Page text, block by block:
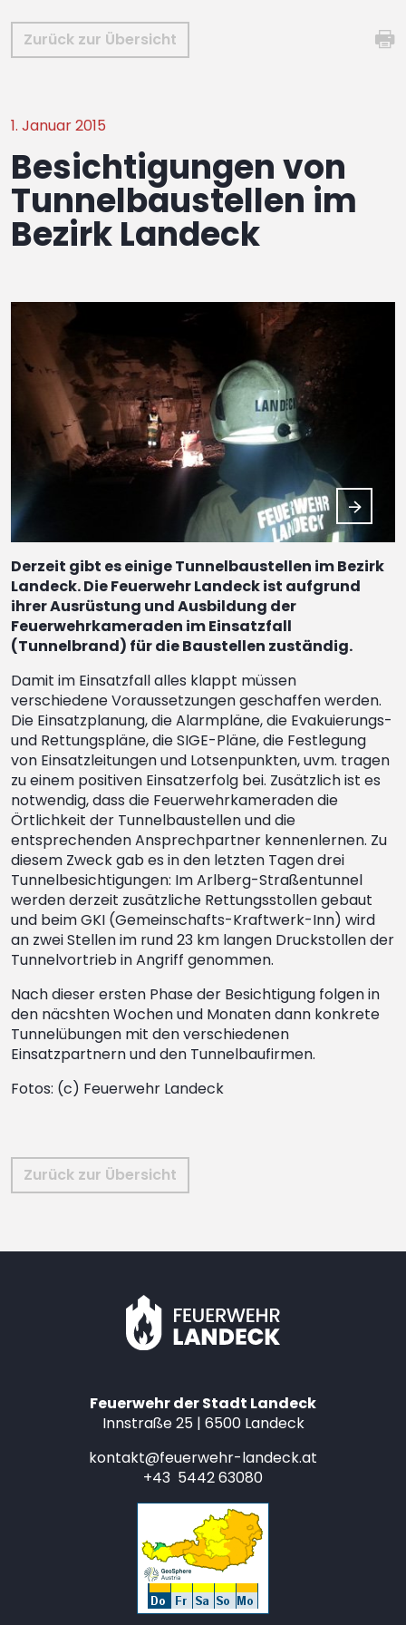
Zurück zur Übersicht
1. Januar 2015
Besichtigungen von
Tunnelbaustellen im
Bezirk Landeck
Derzeit gibt es einige Tunnelbaustellen im Bezirk
Landeck. Die Feuerwehr Landeck ist aufgrund
ihrer Ausrüstung und Ausbildung der
Feuerwehrkameraden im Einsatzfall
(Tunnelbrand) für die Baustellen zuständig.
Damit im Einsatzfall alles klappt müssen
verschiedene Voraussetzungen geschaffen werden.
Die Einsatzplanung, die Alarmpläne, die Evakuierungs-
und Rettungspläne, die SIGE-Pläne, die Festlegung
von Einsatzleitungen und Lotsenpunkten, uvm. tragen
zu einem positiven Einsatzerfolg bei. Zusätzlich ist es
notwendig, dass die Feuerwehrkameraden die
Örtlichkeit der Tunnelbaustellen und die
entsprechenden Ansprechpartner kennenlernen. Zu
diesem Zweck gab es in den letzten Tagen drei
Tunnelbesichtigungen: Im Arlberg-Straßentunnel
werden derzeit zusätzliche Rettungsstollen gebaut
und beim GKI (Gemeinschafts-Kraftwerk-Inn) wird
an zwei Stellen im rund 23 km langen Druckstollen der
Tunnelvortrieb in Angriff genommen.
Nach dieser ersten Phase der Besichtigung folgen in
den näcshten Wochen und Monaten dann konkrete
Tunnelübungen mit den verschiedenen
Einsatzpartnern und den Tunnelbaufirmen.
Fotos: (c) Feuerwehr Landeck
Zurück zur Übersicht
Feuerwehr der Stadt Landeck
Innstraße 25 | 6500 Landeck
kontakt@feuerwehr-landeck.at
+43 5442 63080